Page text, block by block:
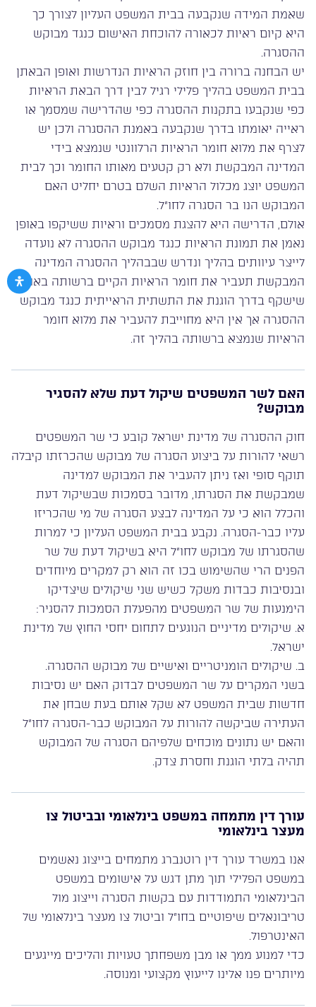
שאמת המידה שנקבעה בבית המשפט העליון לצורך כך
היא קיום ראיות לכאורה להוכחת האישום כנגד מבוקש
ההסגרה.
יש הבחנה ברורה בין חוזק הראיות הנדרשות ואופן הבאתן
בבית המשפט בהליך פלילי רגיל לבין דרך הבאת הראיות
כפי שנקבעו בתקנות ההסגרה כפי שהדרישה שמסמך או
ראייה יאומתו בדרך שנקבעה באמנת ההסגרה ולכן יש
לצרף את מלוא חומר הראיות הרלוונטי שנמצא בידי
המדינה המבקשת ולא רק קטעים מאותו החומר וכך לבית
המשפט יוצג מכלול הראיות השלם בטרם יחליט האם
המבוקש הנו בר הסגרה לחו”ל.
אולם, הדרישה היא להצגת מסמכים וראיות ששיקפו באופן
נאמן את תמונת הראיות כנגד מבוקש ההסגרה לא נועדה
לייצר עיוותים בהליך ונדרש שבבהליך ההסגרה המדינה
המבקשת תעביר את חומר הראיות הקיים ברשותה באופן
שישקף בדרך הוגנת את התשתית הראייתית כנגד מבוקש
ההסגרה אך אין היא מחוייבת להעביר את מלוא חומר
הראיות שנמצא ברשותה בהליך זה.
האם לשר המשפטים שיקול דעת שלא להסגיר
מבוקש?
חוק ההסגרה של מדינת ישראל קובע כי שר המשפטים
רשאי להורות על ביצוע הסגרה של מבוקש שהכרזתו קיבלה
תוקף סופי ואז ניתן להעביר את המבוקש למדינה
שמבקשת את הסגרתו, מדובר בסמכות שבשיקול דעת
והכלל הוא כי על המדינה לבצע הסגרה של מי שהכריזו
עליו כבר-הסגרה. נקבע בבית המשפט העליון כי למרות
שהסגרתו של מבוקש לחו”ל היא בשיקול דעת של שר
הפנים הרי שהשימוש בכו זה הוא רק למקרים מיוחדים
ובנסיבות כבדות משקל כשיש שני שיקולים שיצדיקו
הימנעות של שר המשפטים מהפעלת הסמכות להסגיר:
א. שיקולים מדיניים הנוגעים לתחום יחסי החוץ של מדינת
ישראל.
ב. שיקולים הומניטריים ואישיים של מבוקש ההסגרה.
בשני המקרים על שר המשפטים לבדוק האם יש נסיבות
חדשות שבית המשפט לא שקל אותם בעת שבחן את
העתירה שביקשה להורות על המבוקש כבר-הסגרה לחו”ל
והאם יש נתונים מוכחים שלפיהם הסגרה של המבוקש
תהיה בלתי הוגנת וחסרת צדק.
עורך דין מתמחה במשפט בינלאומי ובביטול צו
מעצר בינלאומי
אנו במשרד עורך דין רוטנברג מתמחים בייצוג נאשמים
במשפט הפלילי תוך מתן דגש על אישומים במשפט
הבינלאומי התמודדות עם בקשות הסגרה וייצוג מול
טריבונאלים שיפוטיים בחו”ל וביטול צו מעצר בינלאומי של
האינטרפול.
כדי למנוע ממך או מבן משפחתך טעויות והליכים מייגעים
מיותרים פנו אלינו לייעוץ מקצועי ומנוסה.